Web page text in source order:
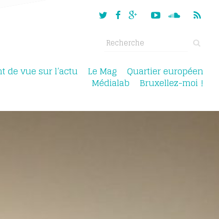
de vue sur l’actu Le Mag Quartier européen
Médialab Bruxellez-moi !